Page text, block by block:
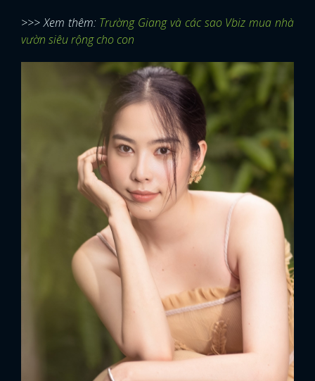
>>> Xem thêm: Trường Giang và các sao Vbiz mua nhà
vườn siêu rộng cho con